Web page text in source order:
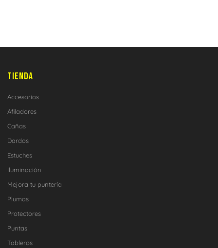
TIENDA
Accesorios
Afiladores
Cañas
Dardos
Estuches
Iluminación
Mejora tu puntería
Plumas
Protectores
Puntas
Tableros